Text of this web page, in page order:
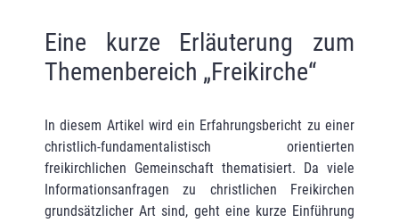
Eine kurze Erläuterung zum
Themenbereich „Freikirche“
In diesem Artikel wird ein Erfahrungsbericht zu einer
christlich-fundamentalistisch orientierten
freikirchlichen Gemeinschaft thematisiert. Da viele
Informationsanfragen zu christlichen Freikirchen
grundsätzlicher Art sind, geht eine kurze Einführung